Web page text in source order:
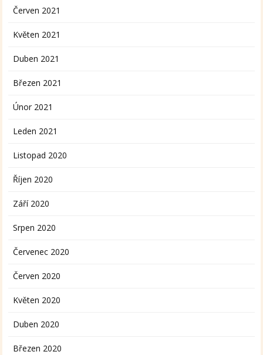
Červen 2021
Květen 2021
Duben 2021
Březen 2021
Únor 2021
Leden 2021
Listopad 2020
Říjen 2020
Září 2020
Srpen 2020
Červenec 2020
Červen 2020
Květen 2020
Duben 2020
Březen 2020